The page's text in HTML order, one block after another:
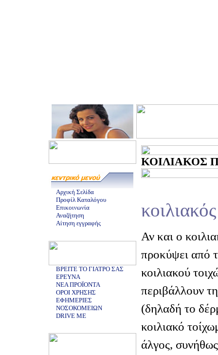
Αρχική Σελίδα
Προφίλ Καταλόγου
Επικοινωνία
Αναζήτηση
Αίτηση εγγραφής
ΒΡΕΙΤΕ ΤΟ ΓΙΑΤΡΟ ΣΑΣ
ΕΡΕΥΝΑ
ΝΕΑ ΠΡΟΪΟΝΤΑ
ΟΡΟΙ ΧΡΗΣΗΣ
ΕΦΗΜΕΡΙΕΣ
ΝΟΣΟΚΟΜΕΙΩΝ
DRIVE ME
ΚΟΙΛΙΑΚΟΣ
Αν και ο
προκύψει από
κοιλιακού
περιβάλλουν
(δηλαδή το
κοιλιακό
άλγος, συνήθως